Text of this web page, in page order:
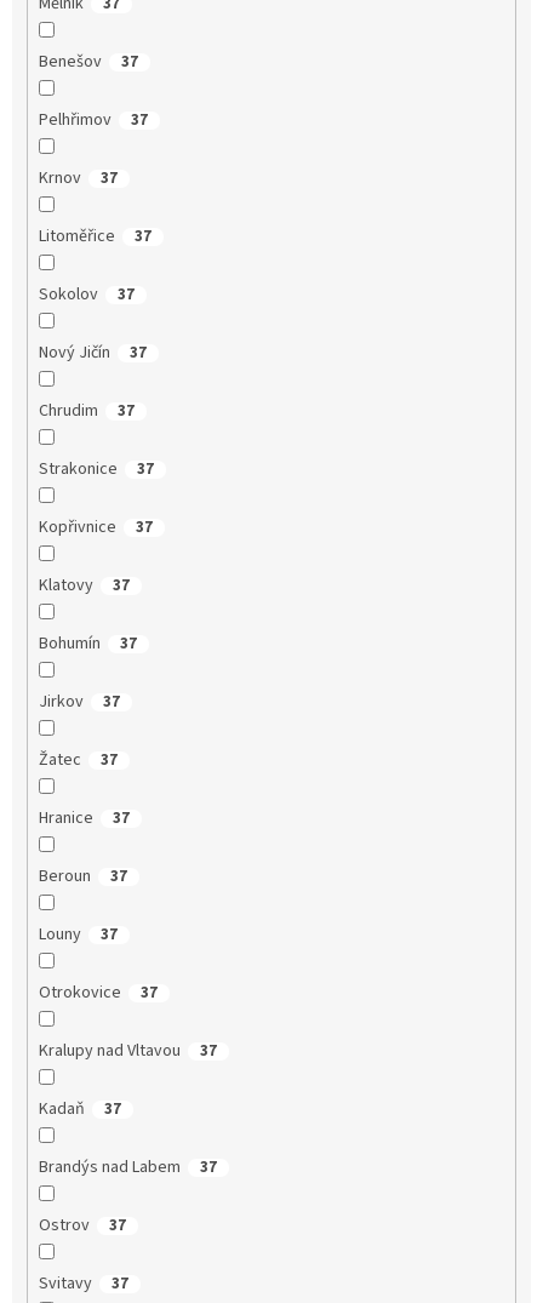
Benešov 37
Pelhřimov 37
Krnov 37
Litoměřice 37
Sokolov 37
Nový Jičín 37
Chrudim 37
Strakonice 37
Kopřivnice 37
Klatovy 37
Bohumín 37
Jirkov 37
Žatec 37
Hranice 37
Beroun 37
Louny 37
Otrokovice 37
Kralupy nad Vltavou 37
Kadaň 37
Brandýs nad Labem 37
Ostrov 37
Svitavy 37